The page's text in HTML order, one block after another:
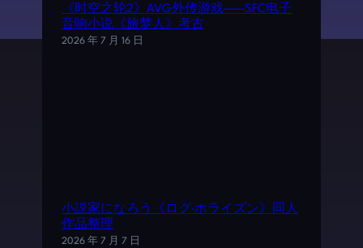
《时空之轮2》AVG外传游戏——SFC电子
音响小说《旅梦人》考古
2026 年 7 月 16 日
小説家になろう《ログ·ホライズン》同人
作品整理
2026 年 7 月 7 日